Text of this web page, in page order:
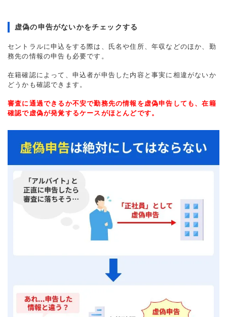
虚偽の申告がないかをチェックする
セントラルに申込をする際は、氏名や住所、年収などのほか、勤
務先の情報の申告も必要です。
在籍確認によって、申込者が申告した内容と事実に相違がないか
どうかも確認できます。
審査に通過できるか不安で勤務先の情報を虚偽申告しても、在籍
確認で虚偽が発覚するケースがほとんどです。